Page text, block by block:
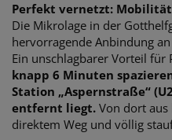
Perfekt vernetzt:
Die Mikrolage in der
hervorragende Anbindung
Ein unschlagbarer Vorteil für
knapp 6 Minuten
Station „Aspernstraße“
entfernt liegt. Von dort aus
direktem Weg und völlig